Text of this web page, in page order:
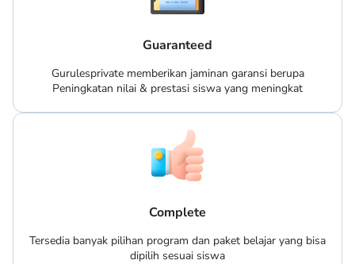
Guaranteed
Gurulesprivate memberikan jaminan garansi berupa
Peningkatan nilai & prestasi siswa yang meningkat
Complete
Tersedia banyak pilihan program dan paket belajar yang bisa
dipilih sesuai siswa